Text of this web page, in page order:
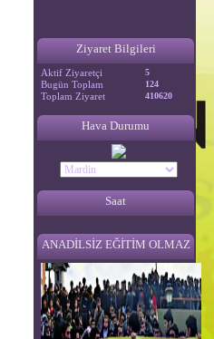
Ziyaret Bilgileri
Aktif Ziyaretçi 5
Bugün Toplam 124
Toplam Ziyaret 410620
Hava Durumu
Saat
ANADİLSİZ EĞİTİM OLMAZ